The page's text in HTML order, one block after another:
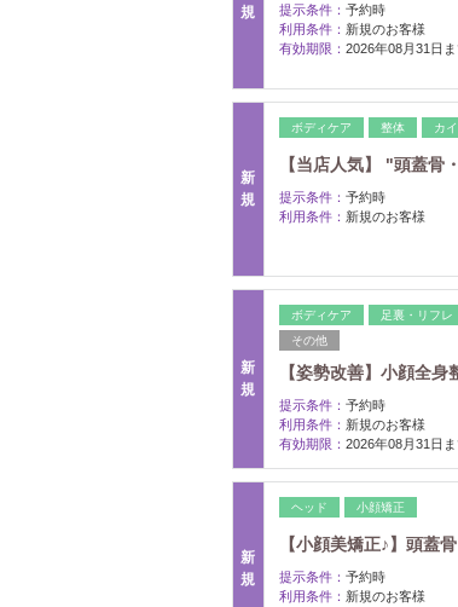
規
提示条件： 予約時
利用条件： 新規のお客様
有効期限： 2026年08月31日
新
規
ボディケア 整体 カ
【当店人気】 "頭蓋
提示条件： 予約時
利用条件： 新規のお客様
新
規
ボディケア 足裏・リフレ
その他
【姿勢改善】小顔全
提示条件： 予約時
利用条件： 新規のお客様
有効期限： 2026年08月31日
新
規
ヘッド 小顔矯正
【小顔美矯正♪】頭蓋
提示条件： 予約時
利用条件： 新規のお客様